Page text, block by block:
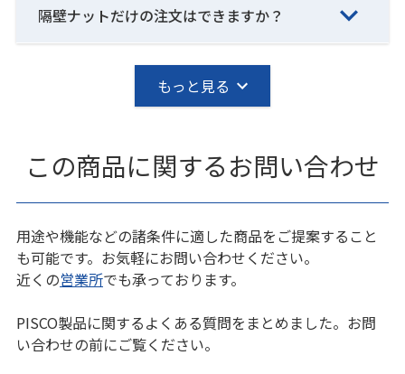
隔壁ナットだけの注文はできますか？
もっと見る
この商品に関するお問い合わせ
用途や機能などの諸条件に適した商品をご提案すること
も可能です。お気軽にお問い合わせください。
近くの営業所でも承っております。
PISCO製品に関するよくある質問をまとめました。お問
い合わせの前にご覧ください。